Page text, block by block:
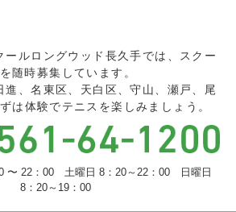
ールロングウッド長久手では、スクー
随時募集しています。
進、名東区、天白区、守山、瀬戸、尾
は体験でテニスを楽しみましょう。
〜 22：00 土曜日 8：20～22：00 日曜日
8：20～19：00